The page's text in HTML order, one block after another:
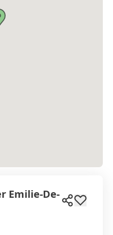
Emilie-De-